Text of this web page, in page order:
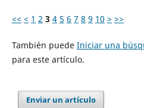
<< < 1 2 3 4 5 6 7 8 9 10 > >>
También puede Iniciar una
para este artículo.
Enviar un artículo